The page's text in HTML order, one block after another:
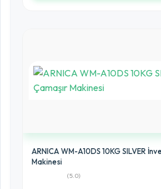
ARNICA WM-A10DS 10KG SILVER
Makinesi
(5.0)